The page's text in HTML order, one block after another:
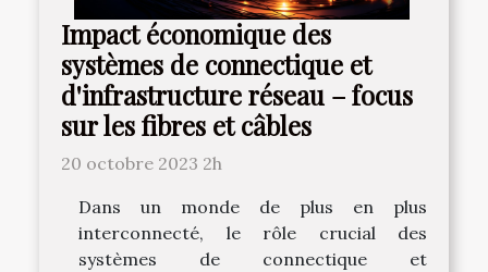
Impact économique des
systèmes de connectique et
d'infrastructure réseau – focus
sur les fibres et câbles
20 octobre 2023 2h
Dans un monde de plus en plus
interconnecté, le rôle crucial des
systèmes de connectique et